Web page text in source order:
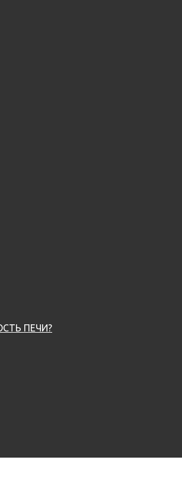
ПЕЧИ?